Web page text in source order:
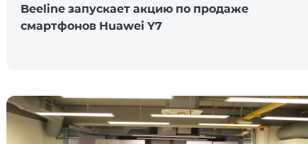
Beeline запускает акцию по продаже
смартфонов Huawei Y7